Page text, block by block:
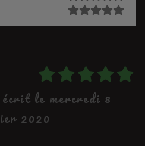
le mercredi 8
2020